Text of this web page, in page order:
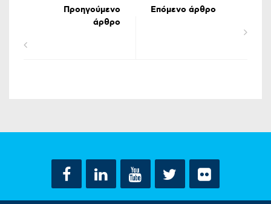
Προηγούμενο
άρθρο
Επόμενο άρθρο